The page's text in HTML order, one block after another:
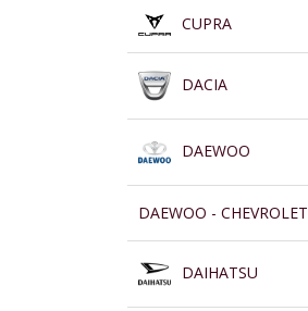
CUPRA
DACIA
DAEWOO
DAEWOO - CHEVROLET
DAIHATSU